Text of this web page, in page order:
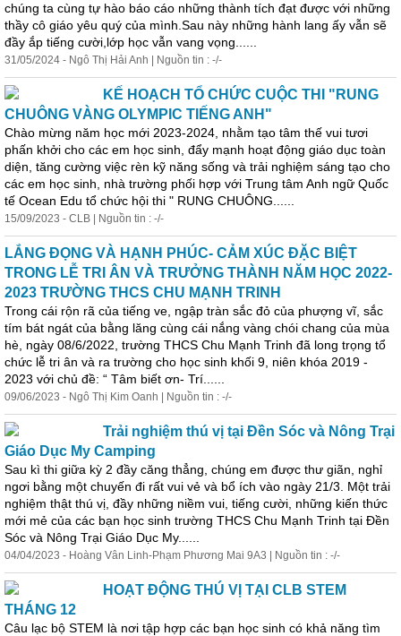
chúng ta cùng tự hào báo cáo những thành tích đạt được với những
thầy cô giáo yêu quý của mình.Sau này những hành lang ấy vẫn sẽ
đầy ắp tiếng cười,lớp học vẫn vang vọng......
31/05/2024 - Ngô Thị Hải Anh | Nguồn tin : -/-
KẾ HOẠCH TỔ CHỨC CUỘC THI "RUNG
CHUÔNG VÀNG OLYMPIC TIẾNG ANH"
Chào mừng năm học mới 2023-2024, nhằm tạo tâm thế vui tươi
phấn khởi cho các em học sinh, đẩy mạnh hoạt động giáo dục toàn
diện, tăng cường việc rèn kỹ năng sống và trải nghiệm sáng tạo cho
các em học sinh, nhà trường phối hợp với Trung tâm Anh ngữ Quốc
tế Ocean Edu tổ chức hội thi " RUNG CHUÔNG......
15/09/2023 - CLB | Nguồn tin : -/-
LẮNG ĐỌNG VÀ HẠNH PHÚC- CẢM XÚC ĐẶC BIỆT
TRONG LỄ TRI ÂN VÀ TRƯỞNG THÀNH NĂM HỌC 2022-
2023 TRƯỜNG THCS CHU MẠNH TRINH
Trong cái rộn rã của tiếng ve, ngập tràn sắc đỏ của phượng vĩ, sắc
tím bát ngát của bằng lăng cùng cái nắng vàng chói chang của mùa
hè, ngày 08/6/2022, trường THCS Chu Mạnh Trinh đã long trọng tổ
chức lễ tri ân và ra trường cho học sinh khối 9, niên khóa 2019 -
2023 với chủ đề: “ Tâm biết ơn- Trí......
09/06/2023 - Ngô Thị Kim Oanh | Nguồn tin : -/-
Trải nghiệm thú vị tại Đền Sóc và Nông Trại
Giáo Dục My Camping
Sau kì thi giữa kỳ 2 đầy căng thẳng, chúng em được thư giãn, nghỉ
ngơi bằng một chuyến đi rất vui vẻ và bổ ích vào ngày 21/3. Một trải
nghiệm thật thú vị, đầy những niềm vui, tiếng cười, những kiến thức
mới mẻ của các bạn học sinh trường THCS Chu Mạnh Trinh tại Đền
Sóc và Nông Trại Giáo Dục My......
04/04/2023 - Hoàng Vân Linh-Phạm Phương Mai 9A3 | Nguồn tin : -/-
HOẠT ĐỘNG THÚ VỊ TẠI CLB STEM
THÁNG 12
Câu lạc bộ STEM là nơi tập hợp các bạn học sinh có khả năng tìm